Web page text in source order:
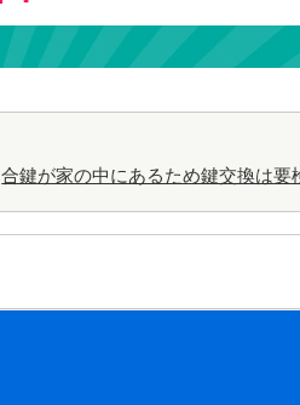
合鍵が家の中にあるため鍵交換は要